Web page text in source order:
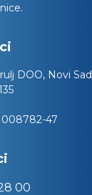
DOO, Novi
47
00